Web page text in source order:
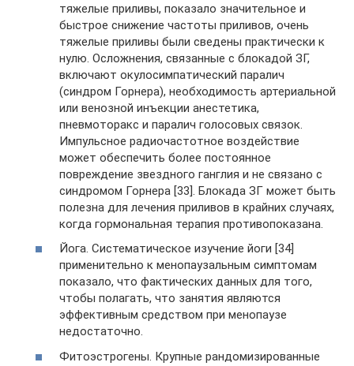
тяжелые приливы, показало значительное и
быстрое снижение частоты приливов, очень
тяжелые приливы были сведены практически к
нулю. Осложнения, связанные с блокадой ЗГ,
включают окулосимпатический паралич
(синдром Горнера), необходимость артериальной
или венозной инъекции анестетика,
пневмоторакс и паралич голосовых связок.
Импульсное радиочастотное воздействие
может обеспечить более постоянное
повреждение звездного ганглия и не связано с
синдромом Горнера [33]. Блокада ЗГ может быть
полезна для лечения приливов в крайних случаях,
когда гормональная терапия противопоказана.
Йога. Систематическое изучение йоги [34]
применительно к менопаузальным симптомам
показало, что фактических данных для того,
чтобы полагать, что занятия являются
эффективным средством при менопаузе
недостаточно.
Фитоэстрогены. Крупные рандомизированные